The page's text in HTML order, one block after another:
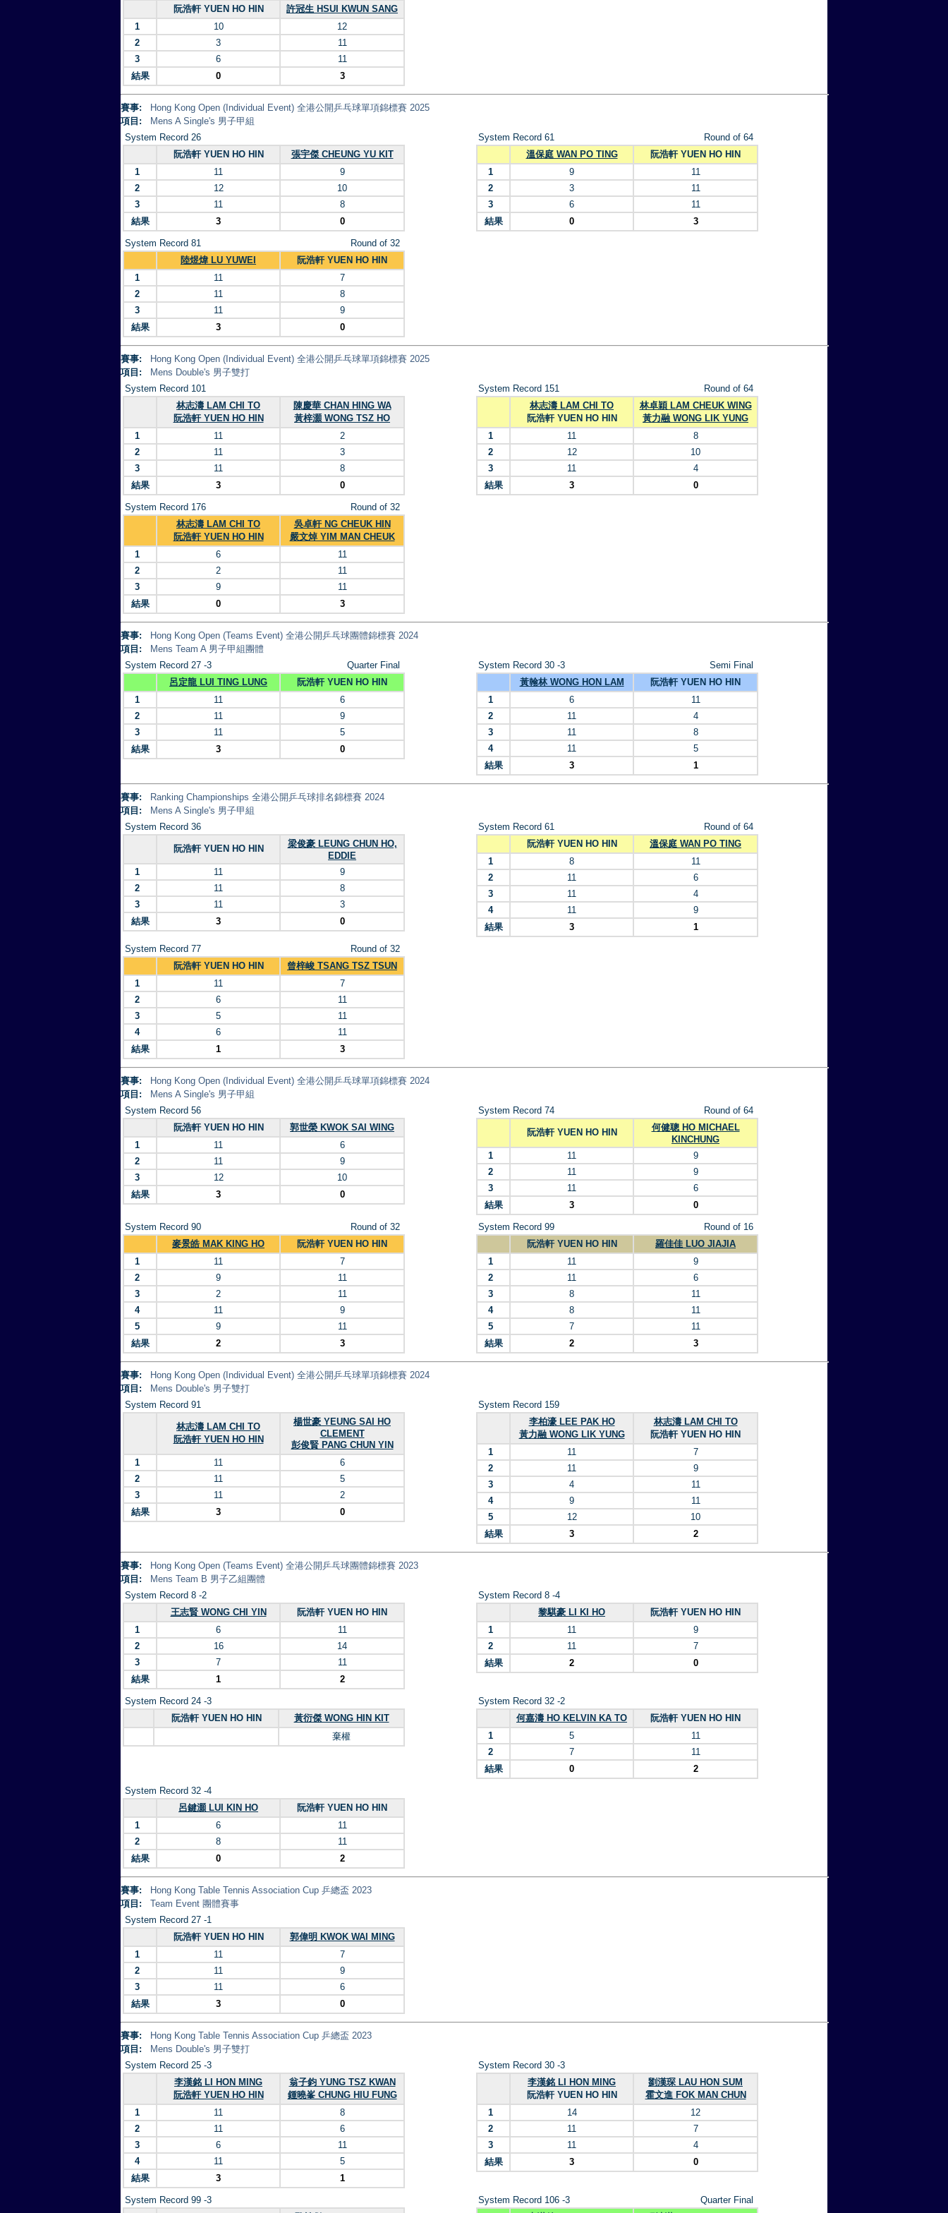
阮浩軒 YUEN HO HIN
許冠生 HSUI KWUN SANG
1
10
12
2
3
11
3
6
11
結果
0 3
賽事:
Hong Kong Open (Individual Event) 全港公開乒乓球單項錦標賽 2025
項目:
Mens A Single's 男子甲組
System Record 26
阮浩軒 YUEN HO HIN
張宇傑 CHEUNG YU KIT
1
11
9
2
12
10
3
11
8
結果
3 0
System Record 61
Round of 64
溫保庭 WAN PO TING
阮浩軒 YUEN HO HIN
1
9
11
2
3
11
3
6
11
結果
0 3
System Record 81
Round of 32
陸煜煒 LU YUWEI
阮浩軒 YUEN HO HIN
1
11
7
2
11
8
3
11
9
結果
3 0
賽事:
Hong Kong Open (Individual Event) 全港公開乒乓球單項錦標賽 2025
項目:
Mens Double's 男子雙打
System Record 101
林志濤 LAM CHI TO
阮浩軒 YUEN HO HIN
陳慶華 CHAN HING WA
黃梓灝 WONG TSZ HO
1
11
2
2
11
3
3
11
8
結果
3 0
System Record 151
Round of 64
林志濤 LAM CHI TO
阮浩軒 YUEN HO HIN
林卓穎 LAM CHEUK WING
黃力融 WONG LIK YUNG
1
11
8
2
12
10
3
11
4
結果
3 0
System Record 176
Round of 32
林志濤 LAM CHI TO
阮浩軒 YUEN HO HIN
吳卓軒 NG CHEUK HIN
嚴文焯 YIM MAN CHEUK
1
6
11
2
2
11
3
9
11
結果
0 3
賽事:
Hong Kong Open (Teams Event) 全港公開乒乓球團體錦標賽 2024
項目:
Mens Team A 男子甲組團體
System Record 27 -3
Quarter Final
呂定龍 LUI TING LUNG
阮浩軒 YUEN HO HIN
1
11
6
2
11
9
3
11
5
結果
3 0
System Record 30 -3
Semi Final
黃翰林 WONG HON LAM
阮浩軒 YUEN HO HIN
1
6
11
2
11
4
3
11
8
4
11
5
結果
3 1
賽事:
Ranking Championships 全港公開乒乓球排名錦標賽 2024
項目:
Mens A Single's 男子甲組
System Record 36
阮浩軒 YUEN HO HIN
梁俊豪 LEUNG CHUN HO,
EDDIE
1
11
9
2
11
8
3
11
3
結果
3 0
System Record 61
Round of 64
阮浩軒 YUEN HO HIN
溫保庭 WAN PO TING
1
8
11
2
11
6
3
11
4
4
11
9
結果
3 1
System Record 77
Round of 32
阮浩軒 YUEN HO HIN
曾梓峻 TSANG TSZ TSUN
1
11
7
2
6
11
3
5
11
4
6
11
結果
1 3
賽事:
Hong Kong Open (Individual Event) 全港公開乒乓球單項錦標賽 2024
項目:
Mens A Single's 男子甲組
System Record 56
阮浩軒 YUEN HO HIN
郭世榮 KWOK SAI WING
1
11
6
2
11
9
3
12
10
結果
3 0
System Record 74 Round of 64
阮浩軒 YUEN HO HIN
何健聰 HO MICHAEL
KINCHUNG
1
11
9
2
11
9
3
11
6
結果
3 0
System Record 90
Round of 32
麥景皓 MAK KING HO
阮浩軒 YUEN HO HIN
1
11
7
2
9
11
3
2
11
4
11
9
5
9
11
結果
2 3
System Record 99
Round of 16
阮浩軒 YUEN HO HIN
羅佳佳 LUO JIAJIA
1
11
9
2
11
6
3
8
11
4
8
11
5
7
11
結果
2 3
賽事:
Hong Kong Open (Individual Event) 全港公開乒乓球單項錦標賽 2024
項目:
Mens Double's 男子雙打
System Record 91
林志濤 LAM CHI TO
阮浩軒 YUEN HO HIN
楊世豪 YEUNG SAI HO
CLEMENT
彭俊賢 PANG CHUN YIN
1
11
6
2
11
5
3
11
2
結果
3 0
System Record 159
李柏濠 LEE PAK HO
黃力融 WONG LIK YUNG
林志濤 LAM CHI TO
阮浩軒 YUEN HO HIN
1
11
7
2
11
9
3
4
11
4
9
11
5
12
10
結果
3 2
賽事:
Hong Kong Open (Teams Event) 全港公開乒乓球團體錦標賽 2023
項目:
Mens Team B 男子乙組團體
System Record 8 -2
王志賢 WONG CHI YIN
阮浩軒 YUEN HO HIN
1
6
11
2
16
14
3
7
11
結果
1 2
System Record 8 -4
黎騏豪 LI KI HO
阮浩軒 YUEN HO HIN
1
11
9
2
11
7
結果
2 0
System Record 24 -3
阮浩軒 YUEN HO HIN
黃衍傑 WONG HIN KIT
棄權
System Record 32 -2
何嘉濤 HO KELVIN KA TO
阮浩軒 YUEN HO HIN
1
5
11
2
7
11
結果
0 2
System Record 32 -4
呂鍵灝 LUI KIN HO
阮浩軒 YUEN HO HIN
1
6
11
2
8
11
結果
0 2
賽事:
Hong Kong Table Tennis Association Cup 乒總盃 2023
項目:
Team Event 團體賽事
System Record 27 -1
阮浩軒 YUEN HO HIN
郭偉明 KWOK WAI MING
1
11
7
2
11
9
3
11
6
結果
3 0
賽事:
Hong Kong Table Tennis Association Cup 乒總盃 2023
項目:
Mens Double's 男子雙打
System Record 25 -3
李漢銘 LI HON MING
阮浩軒 YUEN HO HIN
翁子鈞 YUNG TSZ KWAN
鍾曉峯 CHUNG HIU FUNG
1
11
8
2
11
6
3
6
11
4
11
5
結果
3 1
System Record 30 -3
李漢銘 LI HON MING
阮浩軒 YUEN HO HIN
劉漢琛 LAU HON SUM
霍文進 FOK MAN CHUN
1
14
12
2
11
7
3
11
4
結果
3 0
System Record 99 -3
System Record 106 -3
Quarter Final